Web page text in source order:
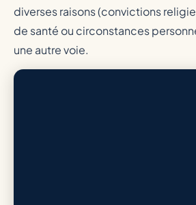
diverses raisons (convictions
de santé ou circonstances
une autre voie.